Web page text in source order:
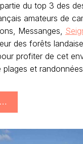
du top 3 des
amateurs de
Messanges,
des forêts
profiter de cet
plages et randonnées